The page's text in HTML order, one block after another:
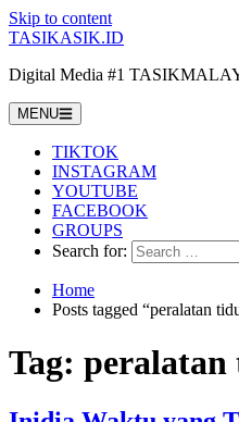
Skip to content
TASIKASIK.ID
Digital Media #1
MENU
TIKTOK
INSTAGRAM
YOUTUBE
FACEBOOK
GROUPS
Search for:
Home
Posts tagged “peralatan
Tag: